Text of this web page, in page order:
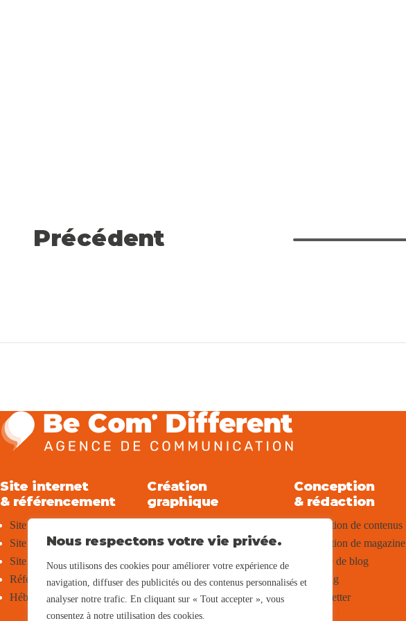
Nous respectons votre vie privée.
Nous utilisons des cookies pour améliorer votre expérience de
navigation, diffuser des publicités ou des contenus personnalisés et
analyser notre trafic. En cliquant sur « Tout accepter », vous
consentez à notre utilisation des cookies.
Précédent
Site internet
& référencement
Site internet WordPress
Site internet vitrine
Site internet e-commerce
Référencement naturel (SEO)
Hébergement & maintenance
Création
graphique
Flyer
Plaquette commerciale
Brochure
Magazine
Conception
& rédaction
Rédaction de contenus
Rédaction de magazine
Article de blog
Naming
Newsletter